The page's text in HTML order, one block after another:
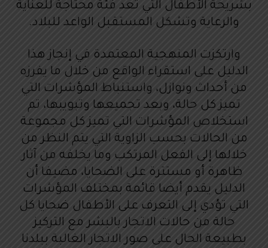
بشريحة الأطفال التي تعد فئة محتاجة للعناية
والرعاية وتشكل المستقبل الواعد للبلاد.
وارتكزت المنهجية المعتمدة في إنجاز هذا
الدليل على استقراء الواقع من خلال ما يفرزه
من أحداث ونوازل، واستنباط المؤشرات التي
تميز كل حالة، وبعد تجميعها وتبويبها، تم
استخلاص المؤشرات التي تميز كل مجموعة
من الحالات بحسب الزاوية التي يتم النظر من
خلالها إلى الفعل المرتكب وما يخلفه من آثار
ظاهرة أو مستترة على الضحايا، مضيفا أن
الدليل يقدم أيضا قائمة بمختلف المؤشرات
التي تؤدي إلى التعرف على الأطفال ضحايا كل
حالة من حالات الاتجار بالبشر مع التركيز
بطبيعة الحال على صور الاتجار الغالبة ببلدنا